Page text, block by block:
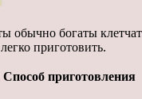
обычно богаты
приготовить.
Способ приготовления